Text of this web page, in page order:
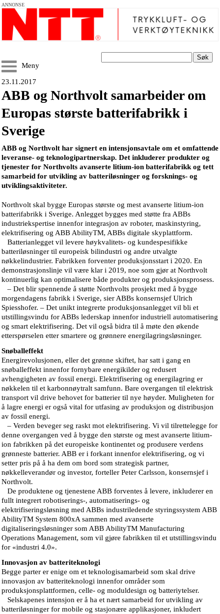
ANNONSE
Søk
Meny
23.11.2017
ABB og Northvolt samarbeider om
Europas største batterifabrikk i
Sverige
ABB og Northvolt har signert en intensjonsavtale om et omfattende
leveranse- og teknologipartnerskap. Det inkluderer produkter og
tjenester for Northvolts avanserte litium-ion batterifabrikk og tett
samarbeid for utvikling av batteriløsninger og forsknings- og
utviklingsaktiviteter.
Northvolt skal bygge Europas største og mest avanserte litium-ion
batterifabrikk i Sverige. Anlegget bygges med støtte fra ABBs
industriekspertise innenfor integrasjon av roboter, maskinstyring,
elektrifisering og ABB AbilityTM, ABBs digitale skyplattform.
Batterianlegget vil levere høykvalitets- og kundespesifikke
batteriløsninger til europeisk bilindustri og andre utvalgte
nøkkelindustrier. Fabrikken forventer produksjonsstart i 2020. En
demonstrasjonslinje vil være klar i 2019, noe som gjør at Northvolt
kontinuerlig kan optimalisere både produkter og produksjonsprosess.
– Det blir spennende å støtte Northvolts prosjekt med å bygge
morgendagens fabrikk i Sverige, sier ABBs konsernsjef Ulrich
Spiesshofer. – Det unikt integrerte produksjonsanlegget vil bli et
utstillingsvindu for ABBs lederskap innenfor industriell automatisering
og smart elektrifisering. Det vil også bidra til å møte den økende
etterspørselen etter smartere og grønnere energilagringsløsninger.
Snøballeffekt
Energirevolusjonen, eller det grønne skiftet, har satt i gang en
snøballeffekt innenfor fornybare energikilder og redusert
avhengigheten av fossil energi. Elektrifisering og energilagring er
nøkkelen til et karbonnøytralt samfunn. Bare overgangen til elektrisk
transport vil drive behovet for batterier til nye høyder. Muligheten for
å lagre energi er også vital for utfasing av produksjon og distribusjon
av fossil energi.
– Verden beveger seg raskt mot elektrifisering. Vi vil tilrettelegge for
denne overgangen ved å bygge den største og mest avanserte litium-
ion fabrikken på det europeiske kontinentet og produsere verdens
grønneste batterier. ABB er i forkant innenfor elektrifisering, og vi
setter pris på å ha dem om bord som strategisk partner,
nøkkelleverandør og investor, forteller Peter Carlsson, konsernsjef i
Northvolt.
De produktene og tjenestene ABB forventes å levere, inkluderer en
fullt integrert robotiserings-, automatiserings- og
elektrifiseringsløsning med ABBs industriledende styringssystem ABB
AbilityTM System 800xA sammen med avanserte
digitaliseringsløsninger som ABB AbilityTM Manufacturing
Operations Management, som vil gjøre fabrikken til et utstillingsvindu
for «industri 4.0».
Innovasjon av batteriteknologi
Begge parter er enige om et teknologisamarbeid som skal drive
innovasjon av batteriteknologi innenfor områder som
produksjonsplattformen, celle- og moduldesign og batteriytelser.
Selskapenes intensjon er å ha et nært samarbeid for utvikling av
batteriløsninger for mobile og stasjonære applikasjoner, inkludert